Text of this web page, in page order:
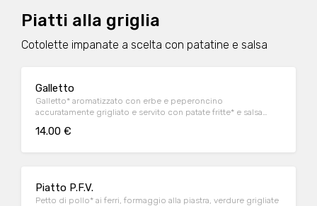
Piatti alla griglia
Cotolette impanate a scelta con patatine e salsa
Galletto
Galletto* aromatizzato con erbe e peperoncino
accuratamente grigliato e servito con patate fritte* e salsa
14.00 €
Piatto P.F.V.
Petto di pollo* ai ferri, formaggio alla piastra, verdure grigliate